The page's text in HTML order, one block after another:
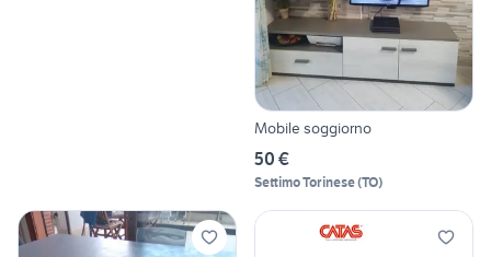
Mobile soggiorno
50 €
Settimo Torinese(TO)